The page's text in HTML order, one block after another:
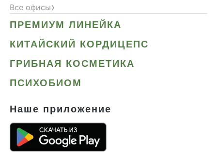
Все офисы›
ПРЕМИУМ ЛИНЕЙКА
КИТАЙСКИЙ КОРДИЦЕПС
ГРИБНАЯ КОСМЕТИКА
ПСИХОБИОМ
Наше приложение